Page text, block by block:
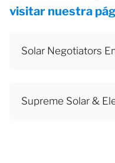
visitar nuestra
Solar Negotiators
Supreme Solar &